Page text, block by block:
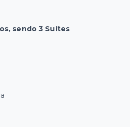
sendo 3 Suítes